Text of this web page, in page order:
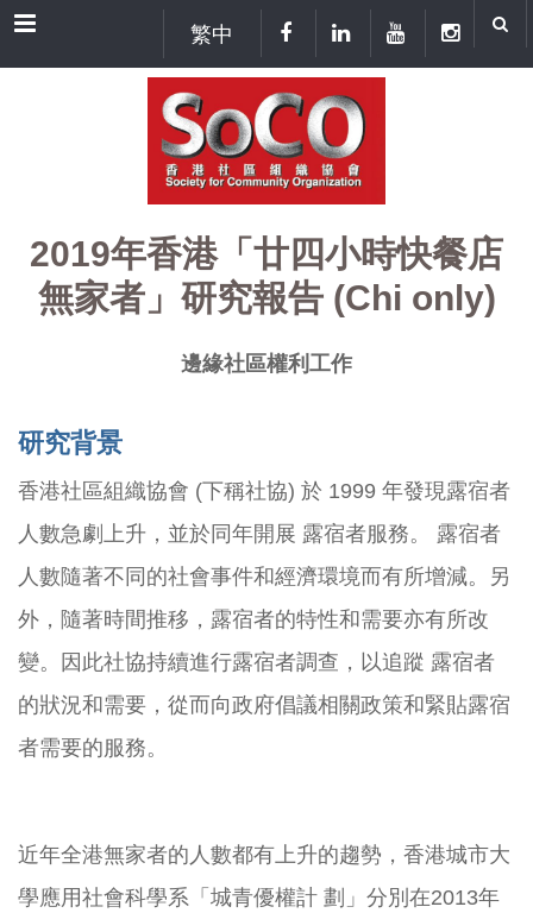
Menu 繁中
2019年香港「廿四小時快餐店
無家者」研究報告 (Chi only)
邊緣社區權利工作
研究背景
香港社區組織協會 (下稱社協) 於 1999 年發現露宿者
人數急劇上升，並於同年開展 露宿者服務。 露宿者
人數隨著不同的社會事件和經濟環境而有所增減。另
外，隨著時間推移，露宿者的特性和需要亦有所改
變。因此社協持續進行露宿者調查，以追蹤 露宿者
的狀況和需要，從而向政府倡議相關政策和緊貼露宿
者需要的服務。
近年全港無家者的人數都有上升的趨勢，香港城市大
學應用社會科學系「城青優權計 劃」分別在2013年